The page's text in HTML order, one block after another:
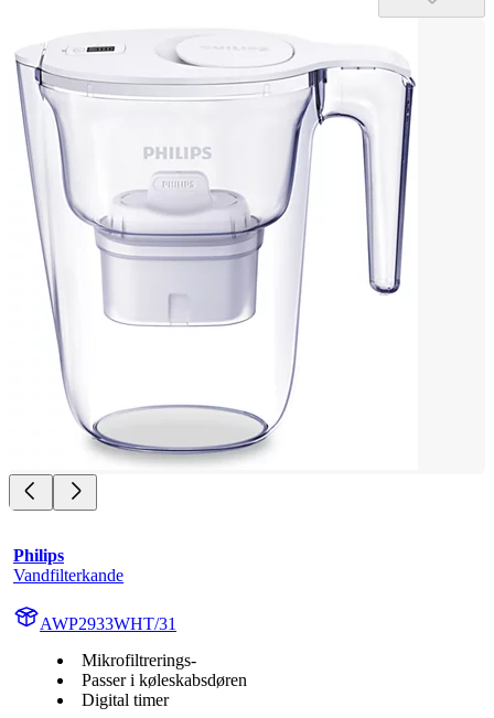
Philips
Vandfilterkande
AWP2933WHT/31
Mikrofiltrerings-
Passer i køleskabsdøren
Digital timer